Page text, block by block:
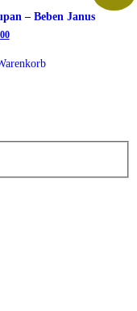
– Beben Janus
Aktueller
€5,00.